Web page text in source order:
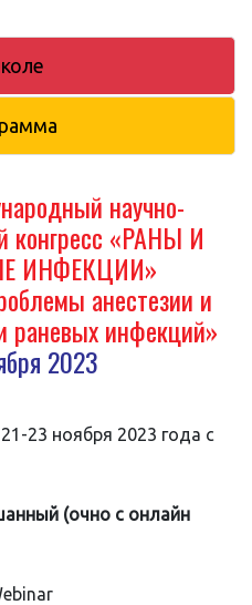
научно-
конгресс «РАНЫ И
ИНФЕКЦИИ»
анестезии и
раневых инфекций»
2023
23 ноября 2023 года с
(очно с онлайн